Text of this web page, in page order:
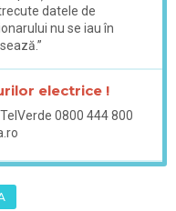
datele de
nu se iau în
electrice !
0800 444 800